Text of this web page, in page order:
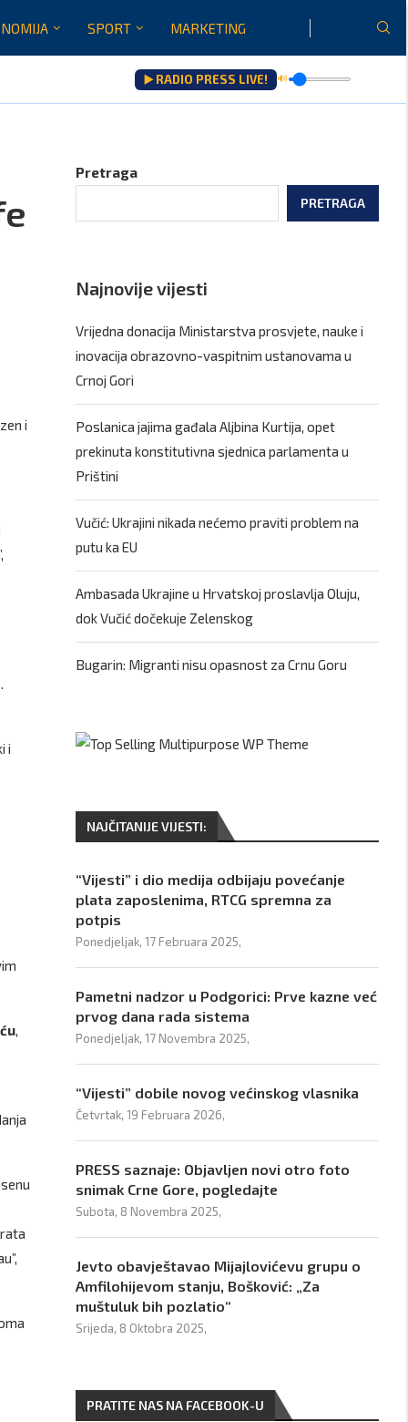
SPORT MARKETING
saradnje govoriće...
▶️ RADIO PRESS LIVE! 🔊
i
i
,
Pretraga
PRETRAGA
Najnovije vijesti
Vrijedna donacija Ministarstva prosvjete, nauke i
inovacija obrazovno-vaspitnim ustanovama u
Crnoj Gori
Poslanica jajima gađala Aljbina Kurtija, opet
prekinuta konstitutivna sjednica parlamenta u
Prištini
Vučić: Ukrajini nikada nećemo praviti problem na
putu ka EU
Ambasada Ukrajine u Hrvatskoj proslavlja Oluju,
dok Vučić dočekuje Zelenskog
Bugarin: Migranti nisu opasnost za Crnu Goru
NAJČITANIJE VIJESTI:
“Vijesti” i dio medija odbijaju povećanje
plata zaposlenima, RTCG spremna za
potpis
Ponedjeljak, 17 Februara 2025,
Pametni nadzor u Podgorici: Prve kazne već
prvog dana rada sistema
Ponedjeljak, 17 Novembra 2025,
“Vijesti” dobile novog većinskog vlasnika
Četvrtak, 19 Februara 2026,
PRESS saznaje: Objavljen novi otro foto
snimak Crne Gore, pogledajte
Subota, 8 Novembra 2025,
Jevto obavještavao Mijajlovićevu grupu o
Amfilohijevom stanju, Bošković: „Za
muštuluk bih pozlatio“
Srijeda, 8 Oktobra 2025,
PRATITE NAS NA FACEBOOK-U